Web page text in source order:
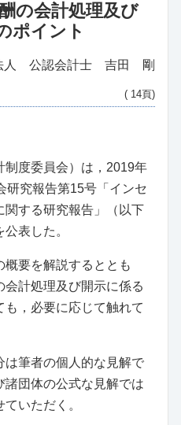
の会計処理及び
ポイント
人 公認会計士 吉田 剛
( 14頁)
制度委員会）は，2019年
研究報告第15号「インセ
関する研究報告」（以下
表した。
要を解説するととも
計処理及び開示に係る
，必要に応じて触れて
は筆者の個人的な見解で
諸団体の公式な見解では
いただく。